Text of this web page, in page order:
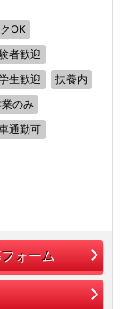
OK
者歓迎
生歓迎
扶養内
のみ
通勤可
ォーム